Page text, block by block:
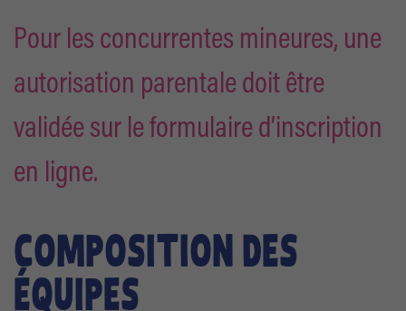
Pour les concurrentes mineures, une
autorisation parentale doit être
validée sur le formulaire d’inscription
en ligne.
COMPOSITION DES
ÉQUIPES